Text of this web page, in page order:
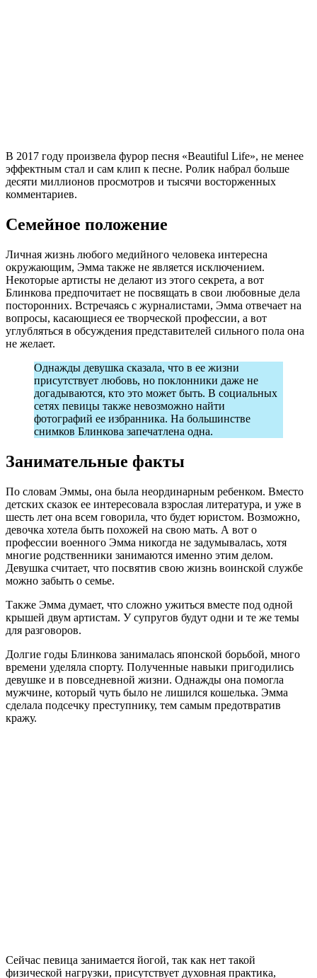
В 2017 году произвела фурор песня «Beautiful Life», не менее
эффектным стал и сам клип к песне. Ролик набрал больше
десяти миллионов просмотров и тысячи восторженных
комментариев.
Семейное положение
Личная жизнь любого медийного человека интересна
окружающим, Эмма также не является исключением.
Некоторые артисты не делают из этого секрета, а вот
Блинкова предпочитает не посвящать в свои любовные дела
посторонних. Встречаясь с журналистами, Эмма отвечает на
вопросы, касающиеся ее творческой профессии, а вот
углубляться в обсуждения представителей сильного пола она
не желает.
Однажды девушка сказала, что в ее жизни
присутствует любовь, но поклонники даже не
догадываются, кто это может быть. В социальных
сетях певицы также невозможно найти
фотографий ее избранника. На большинстве
снимков Блинкова запечатлена одна.
Занимательные факты
По словам Эммы, она была неординарным ребенком. Вместо
детских сказок ее интересовала взрослая литература, и уже в
шесть лет она всем говорила, что будет юристом. Возможно,
девочка хотела быть похожей на свою мать. А вот о
профессии военного Эмма никогда не задумывалась, хотя
многие родственники занимаются именно этим делом.
Девушка считает, что посвятив свою жизнь воинской службе
можно забыть о семье.
Также Эмма думает, что сложно ужиться вместе под одной
крышей двум артистам. У супругов будут одни и те же темы
для разговоров.
Долгие годы Блинкова занималась японской борьбой, много
времени уделяла спорту. Полученные навыки пригодились
девушке и в повседневной жизни. Однажды она помогла
мужчине, который чуть было не лишился кошелька. Эмма
сделала подсечку преступнику, тем самым предотвратив
кражу.
Сейчас певица занимается йогой, так как нет такой
физической нагрузки, присутствует духовная практика,